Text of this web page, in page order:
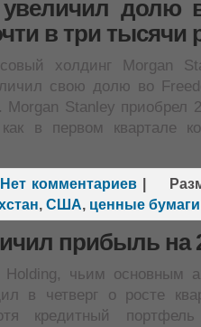
увеличил долю
в три тысячи
холдинг Morgan
свою долю во
Morgan Stanley приобрел
в первом квартале
Нет комментариев
, США, ценные бумаги
прибыль на
чьим основным
в четверг о росте
кредитный портфель